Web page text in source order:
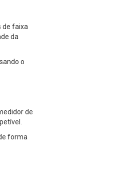
de faixa
da
o
de
forma